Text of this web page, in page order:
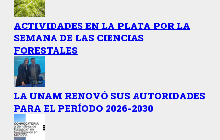
ACTIVIDADES EN LA PLATA POR LA
SEMANA DE LAS CIENCIAS
FORESTALES
LA UNAM RENOVÓ SUS AUTORIDADES
PARA EL PERÍODO 2026-2030